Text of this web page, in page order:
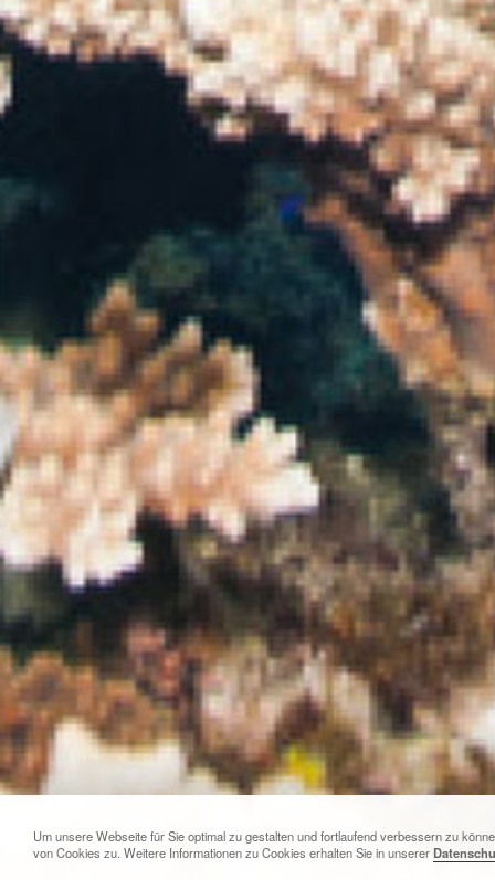
Um unsere Webseite für Sie optimal zu gestalten und fortlaufend verbessern zu
von Cookies zu. Weitere Informationen zu Cookies erhalten Sie in unserer